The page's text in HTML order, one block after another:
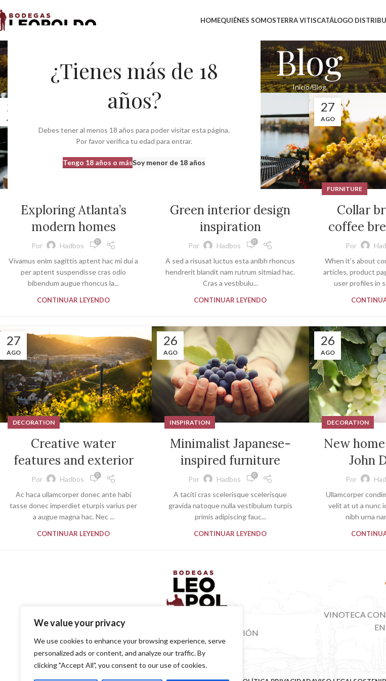
¿Tienes más de 18
años?
Debes tener al menos 18 años para poder visitar esta página.
Por favor verifica tu edad para entrar.
Tengo 18 años o másSoy menor de 18 años
We value your privacy
We use cookies to enhance your browsing experience, serve
personalized ads or content, and analyze our traffic. By
clicking "Accept All", you consent to our use of cookies.
HOMEQUIÉNES SOMOSTERRA VITISCATÁLOGO
Blog
Inicio Blog
27
AGO
Exploring Atlanta’s
modern homes
Por Hadbos 0
Vivamus enim sagittis aptent hac mi dui a
per aptent suspendisse cras odio
bibendum augue rhoncus la...
CONTINUAR LEYENDO
Green interior design
inspiration
Por Hadbos 0
A sed a risusat luctus esta anibh rhoncus
hendrerit blandit nam rutrum sitmiad hac.
Cras a vestibulu...
CONTINUAR LEYENDO
27
AGO
FURNITURE
Collar
coffee
Por
When it’s about
articles, product
user profiles in
27
AGO
DECORATION
Creative water
features and exterior
Por Hadbos 0
Ac haca ullamcorper donec ante habi
tasse donec imperdiet eturpis varius per
a augue magna hac. Nec ...
CONTINUAR LEYENDO
26
AGO
INSPIRATION
Minimalist Japanese-
inspired furniture
Por Hadbos 0
A taciti cras scelerisque scelerisque
gravida natoque nulla vestibulum turpis
primis adipiscing fauc...
CONTINUAR LEYENDO
26
AGO
DECORATION
New
John
Por
Ullamcorper
velit at ut a nunc
nibh urna
SOLUCIONES EN DISTRIBUCIÓN
PARA EL PROFESIONAL
VINOTECA CON